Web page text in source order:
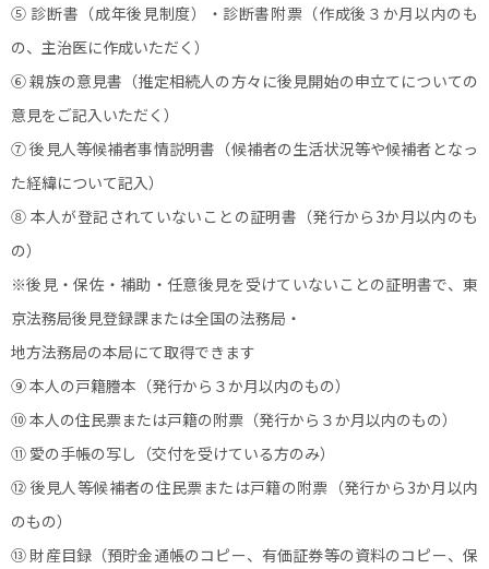
⑤ 診断書（成年後見制度）・診断書附票（作成後３か月以内のも
の、主治医に作成いただく）
⑥ 親族の意見書（推定相続人の方々に後見開始の申立てについての
意見をご記入いただく）
⑦ 後見人等候補者事情説明書（候補者の生活状況等や候補者となっ
た経緯について記入）
⑧ 本人が登記されていないことの証明書（発行から3か月以内のも
の）
※後見・保佐・補助・任意後見を受けていないことの証明書で、東
京法務局後見登録課または全国の法務局・
地方法務局の本局にて取得できます
⑨ 本人の戸籍謄本（発行から３か月以内のもの）
⑩ 本人の住民票または戸籍の附票（発行から３か月以内のもの）
⑪ 愛の手帳の写し（交付を受けている方のみ）
⑫ 後見人等候補者の住民票または戸籍の附票（発行から3か月以内
のもの）
⑬ 財産目録（預貯金通帳のコピー、有価証券等の資料のコピー、保